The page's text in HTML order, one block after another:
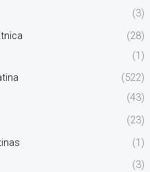
(3)
(28)
(1)
(522)
(43)
(23)
(1)
(3)